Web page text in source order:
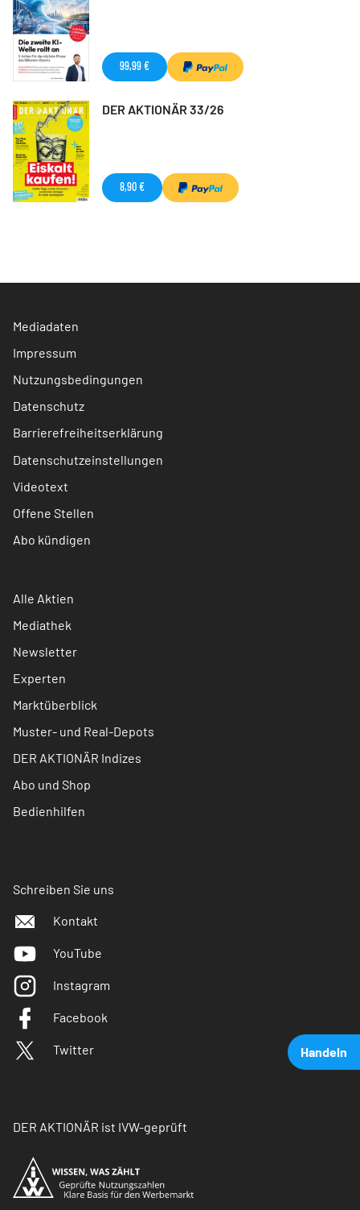
Handeln
99,99 €
DER AKTIONÄR 33/26
8,90 €
Mediadaten
Impressum
Nutzungsbedingungen
Datenschutz
Barrierefreiheitserklärung
Datenschutzeinstellungen
Videotext
Offene Stellen
Abo kündigen
Alle Aktien
Mediathek
Newsletter
Experten
Marktüberblick
Muster- und Real-Depots
DER AKTIONÄR Indizes
Abo und Shop
Bedienhilfen
Schreiben Sie uns
Kontakt
YouTube
Instagram
Facebook
Twitter
DER AKTIONÄR ist IVW-geprüft